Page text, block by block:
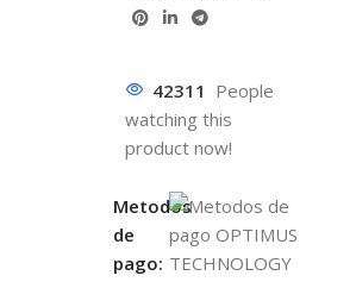
42311 People
watching this
product now!
Metodos
de
pago: